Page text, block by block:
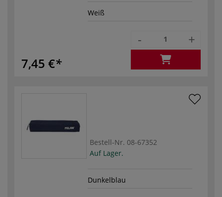
Weiß
7,45 €
- +
Bestell-Nr. 08-67352
Auf Lager.
Dunkelblau